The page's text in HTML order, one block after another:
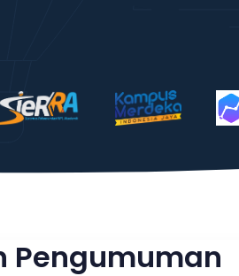
Pengumuman